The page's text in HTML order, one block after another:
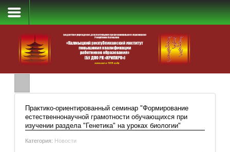
Главная
Практико-ориентированный семинар "Формирование
естественнонаучной грамотности обучающихся при
изучении раздела "Генетика" на уроках биологии"
Категория: Новости